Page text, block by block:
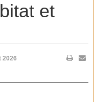
et
2026